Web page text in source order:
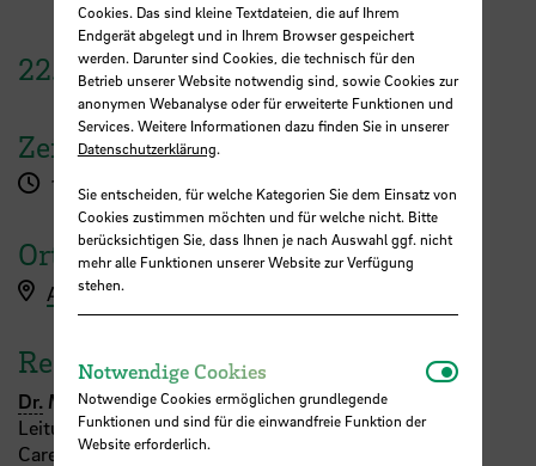
22. Februar2022
Zeit
14:00 - 16:00 Uhr
Ort
Anmeldung für Studierende
Referent:in
Dr. Monika Blaschke
Leitung Career Service
Career Service/ Referat Studienerfolg und
Cookies. Das sind kleine Textdateien, die auf Ihrem
Endgerät abgelegt und in Ihrem Browser gespeichert
werden. Darunter sind Cookies, die technisch für den
Betrieb unserer Website notwendig sind, sowie Cookies zur
anonymen Webanalyse oder für erweiterte Funktionen und
Services. Weitere Informationen dazu finden Sie in unserer
Datenschutzerklärung.
Sie entscheiden, für welche Kategorien Sie dem Einsatz von
Cookies zustimmen möchten und für welche nicht. Bitte
berücksichtigen Sie, dass Ihnen je nach Auswahl ggf. nicht
mehr alle Funktionen unserer Website zur Verfügung
stehen.
Notwendige Cookies
Notwendige Cookies ermöglichen grundlegende
Funktionen und sind für die einwandfreie Funktion der
Website erforderlich.